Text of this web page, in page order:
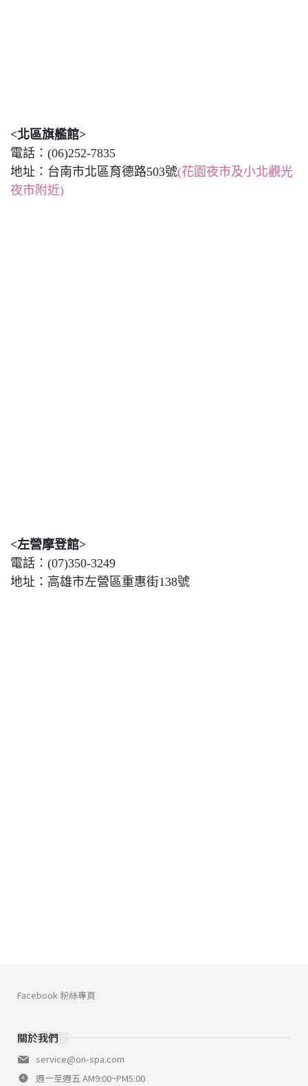
<北區旗艦館>
電話：(06)252-7835
地址：台南市北區育德路503號(花園夜市及小北觀光
夜市附近)
<左營摩登館>
電話：(07)350-3249
地址：高雄市左營區重惠街138號
關於我們
service@on-spa.com
週一至週五 AM9:00~PM5:00
Facebook 粉絲專頁